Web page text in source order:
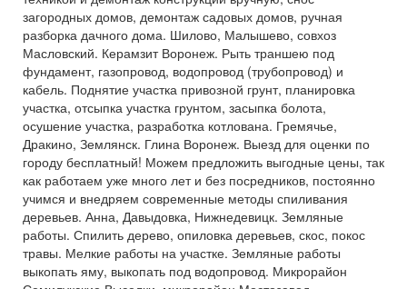
загородных домов, демонтаж садовых домов, ручная
разборка дачного дома. Шилово, Малышево, совхоз
Масловский. Керамзит Воронеж. Рыть траншею под
фундамент, газопровод, водопровод (трубопровод) и
кабель. Поднятие участка привозной грунт, планировка
участка, отсыпка участка грунтом, засыпка болота,
осушение участка, разработка котлована. Гремячье,
Дракино, Землянск. Глина Воронеж. Выезд для оценки по
городу бесплатный! Можем предложить выгодные цены, так
как работаем уже много лет и без посредников, постоянно
учимся и внедряем современные методы спиливания
деревьев. Анна, Давыдовка, Нижнедевицк. Земляные
работы. Спилить дерево, опиловка деревьев, скос, покос
травы. Мелкие работы на участке. Земляные работы
выкопать яму, выкопать под водопровод. Микрорайон